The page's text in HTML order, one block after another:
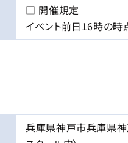
□ 開催規定
イベント前日16時の時
兵庫県神戸市兵庫県神